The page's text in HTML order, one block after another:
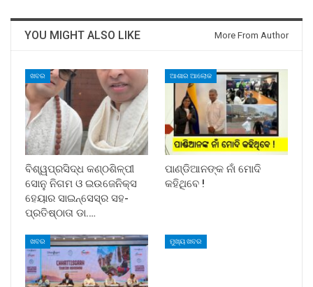
YOU MIGHT ALSO LIKE More From Author
ଖବର
ବିଶ୍ୱପ୍ରସିଦ୍ଧ କଣ୍ଠଶିଳ୍ପୀ
ସୋନୁ ନିଗମ ଓ ଇଉଜେନିକ୍ସ
ହେୟାର ସାଇନ୍ସେସ୍ର ସହ-
ପ୍ରତିଷ୍ଠାତା ଡା.…
ଆଶାର ଆଲୋକ
ପାଣ୍ଡିଆନଙ୍କ ନାଁ ମୋଦି
କହିଥିବେ !
ଖବର ମୁଖ୍ୟ ଖବର